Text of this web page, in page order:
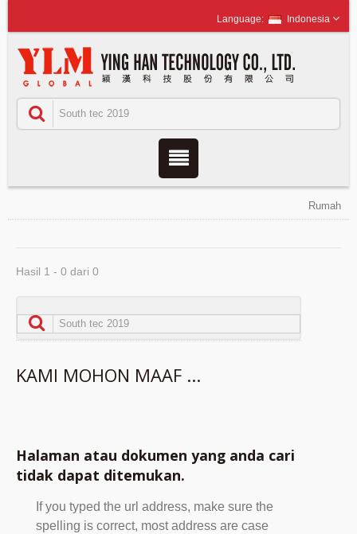
Indonesia
Rumah
Hasil 1 - 0 dari 0
KAMI MOHON MAAF ...
Halaman atau dokumen yang anda cari
tidak dapat ditemukan.
If you typed the url address, make sure the
spelling is correct, most address are case